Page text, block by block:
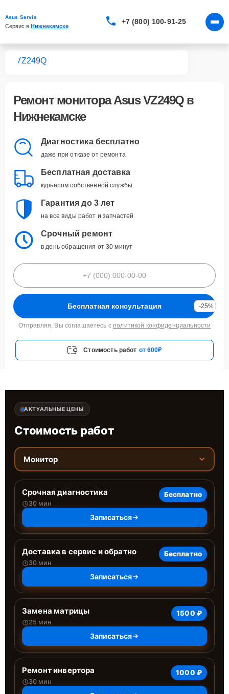
Asus Servis
Сервис в Нижнекамске
+7 (800) 100-91-25
VZ249Q
Ремонт монитора Asus VZ249Qв
Нижнекамске
Диагностика бесплатно
даже при отказе от ремонта
Бесплатная доставка
курьером собственной службы
Гарантия до 3 лет
на все виды работ и запчастей
Срочный ремонт
в день обращения от 30 минут
Бесплатная консультация -25%
Отправляя, Вы соглашаетесь с политикой конфиденциальности
Стоимость работ от 600₽
АКТУАЛЬНЫЕ ЦЕНЫ
Стоимость работ
Монитор
Срочная диагностика
30 мин
Бесплатно
Записаться
Доставка в сервис и обратно
30 мин
Бесплатно
Записаться
Замена матрицы
25 мин
1500 ₽
Записаться
Ремонт инвертора
30 мин
1000 ₽